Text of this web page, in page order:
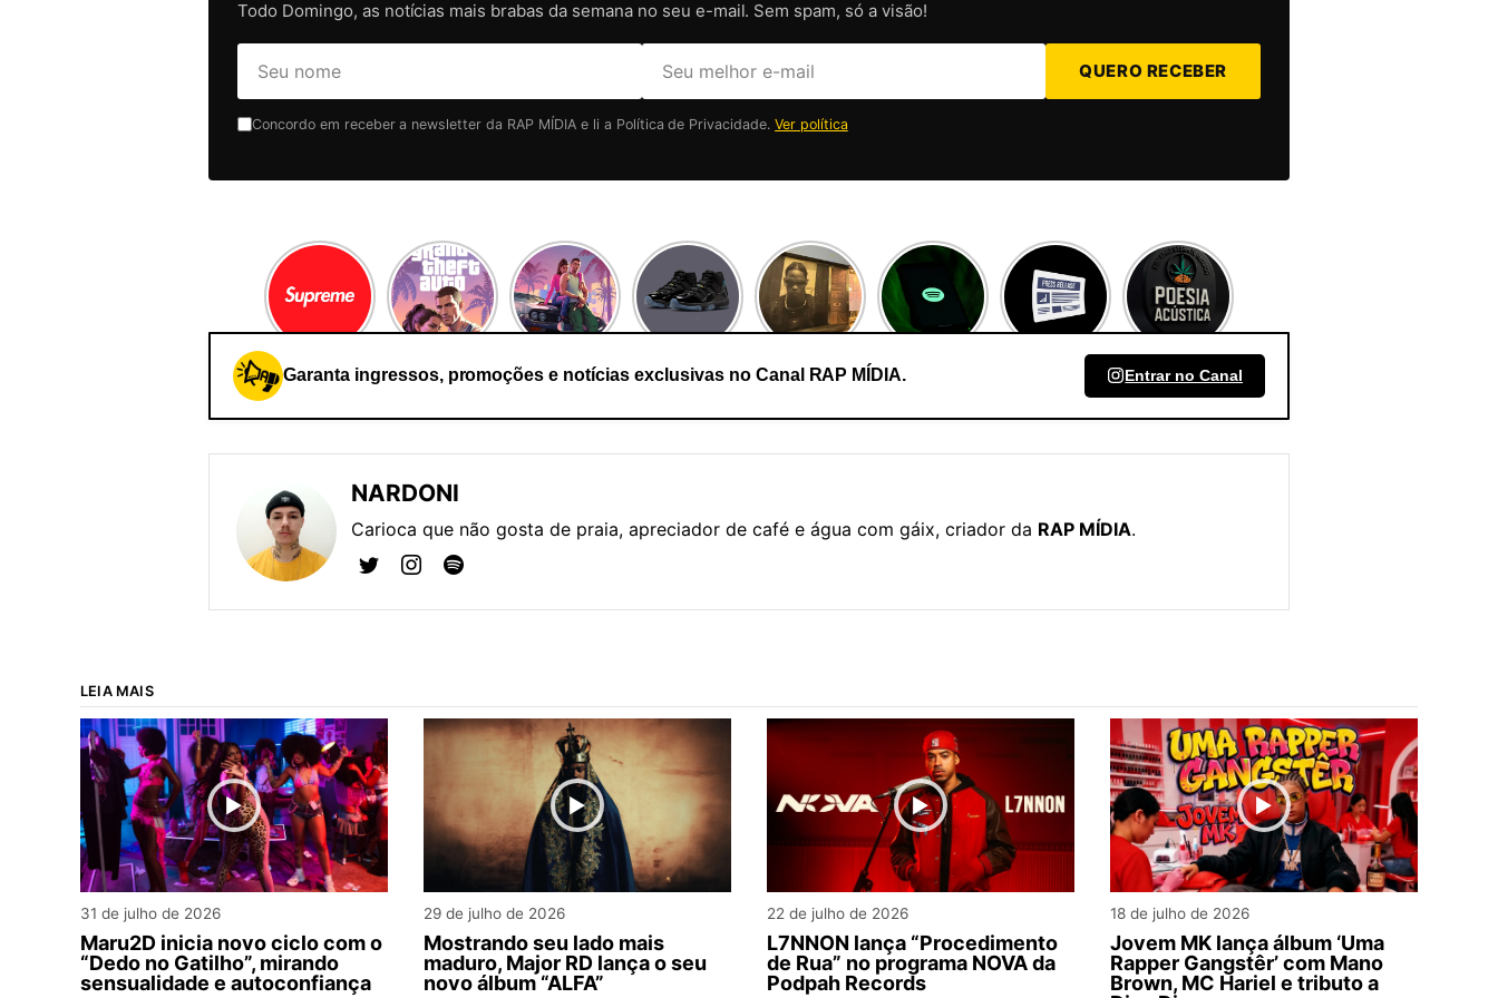
Todo Domingo, as notícias mais brabas da semana no seu e-mail. Sem spam, só a visão!
QUERO RECEBER
Concordo em receber a newsletter da RAP MÍDIA e li a Política de Privacidade.Ver política
Garanta ingressos, promoções e notícias exclusivas no Canal RAP MÍDIA. Entrar no Canal
NARDONI
Carioca que não gosta de praia, apreciador de café e água com gáix, criador da RAP MÍDIA.
LEIA MAIS
31 de julho de 2026
Maru2D inicia novo ciclo com o
“Dedo no Gatilho”, mirando
sensualidade e autoconfiança
29 de julho de 2026
Mostrando seu lado mais
maduro, Major RD lança o seu
novo álbum “ALFA”
22 de julho de 2026
L7NNON lança “Procedimento
de Rua” no programa NOVA da
Podpah Records
18 de julho de 2026
Jovem MK lança álbum ‘Uma
Rapper Gangstêr’ com Mano
Brown, MC Hariel e tributo a